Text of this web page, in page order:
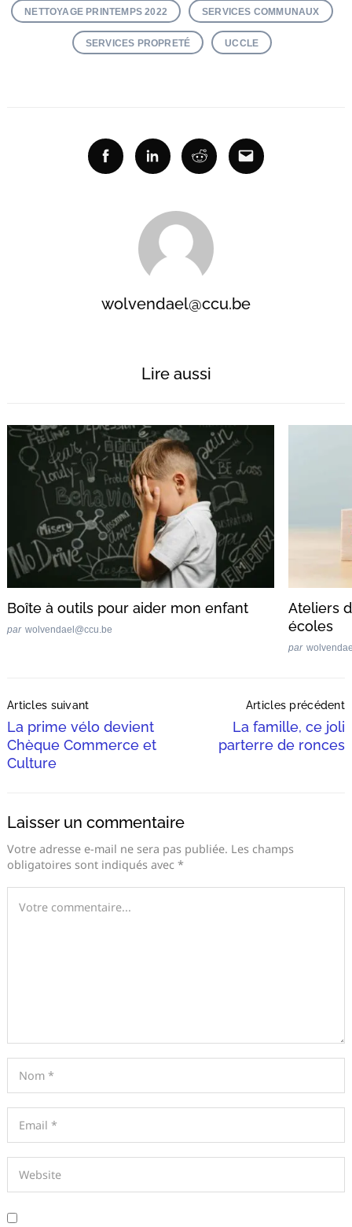
NETTOYAGE PRINTEMPS 2022 SERVICES COMMUNAUX
SERVICES PROPRETÉ UCCLE
FacebookLinkedinRedditEmail
wolvendael@ccu.be
Lire aussi
Boîte à outils pour aider mon enfant
par wolvendael@ccu.be
Ateliers
écoles
par
Navigation
Articles suivant
La prime vélo devient
Chèque Commerce et
Culture
Articles précédent
La famille, ce joli
parterre de ronces
Laisser un commentaire
Votre adresse e-mail ne sera pas publiée. Les champs
obligatoires sont indiqués avec *